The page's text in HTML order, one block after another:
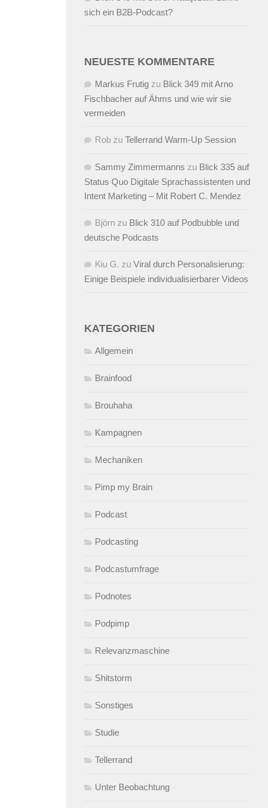
sich ein B2B-Podcast?
NEUESTE KOMMENTARE
Markus Frutig zu Blick 349 mit Arno
Fischbacher auf Ähms und wie wir sie
vermeiden
Rob zu Tellerrand Warm-Up Session
Sammy Zimmermanns zu Blick 335 auf
Status Quo Digitale Sprachassistenten und
Intent Marketing – Mit Robert C. Mendez
Björn zu Blick 310 auf Podbubble und
deutsche Podcasts
Kiu G. zu Viral durch Personalisierung:
Einige Beispiele individualisierbarer Videos
KATEGORIEN
Allgemein
Brainfood
Brouhaha
Kampagnen
Mechaniken
Pimp my Brain
Podcast
Podcasting
Podcastumfrage
Podnotes
Podpimp
Relevanzmaschine
Shitstorm
Sonstiges
Studie
Tellerrand
Unter Beobachtung